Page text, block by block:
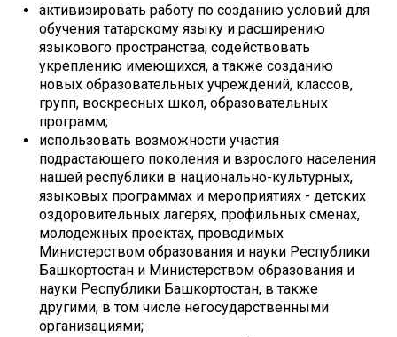
активизировать работу по созданию условий для
обучения татарскому языку и расширению
языкового пространства, содействовать
укреплению имеющихся, а также созданию
новых образовательных учреждений, классов,
групп, воскресных школ, образовательных
программ;
использовать возможности участия
подрастающего поколения и взрослого населения
нашей республики в национально-культурных,
языковых программах и мероприятиях - детских
оздоровительных лагерях, профильных сменах,
молодежных проектах, проводимых
Министерством образования и науки Республики
Башкортостан и Министерством образования и
науки Республики Башкортостан, в также
другими, в том числе негосударственными
организациями;